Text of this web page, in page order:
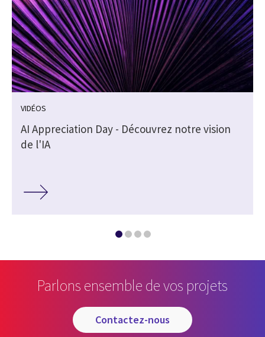
VIDÉOS
AI Appreciation Day - Découvrez notre vision
de l'IA
Parlons ensemble de vos projets
contactez-nous